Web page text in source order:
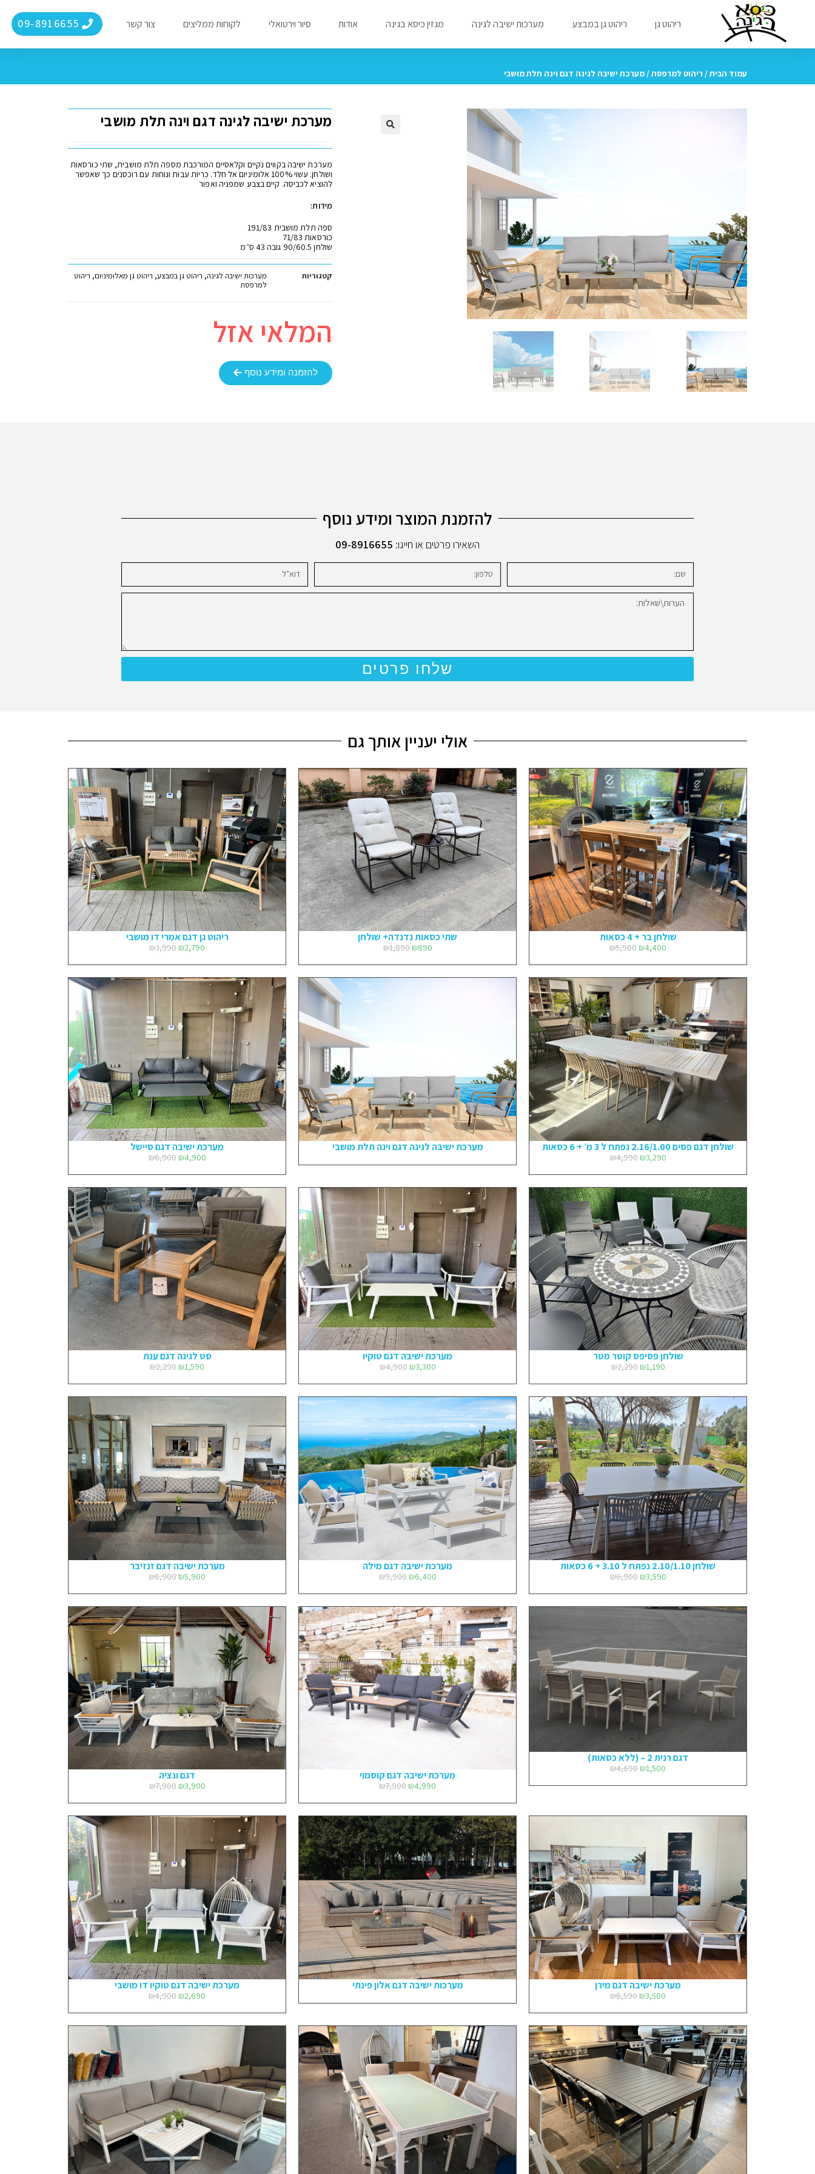
ריהוט גן ריהוט גן במבצע מערכות ישיבה לגינה מגזין כיסא בגינה אודות סיור וירטואלי לקוחות ממליצים צור קשר 09-8916655
עמוד הבית/ ריהוט למרפסת/ מערכת ישיבה לגינה דגם וינה תלת מושבי
מערכת ישיבה לגינה דגם וינה תלת מושבי
מערכת ישיבה בקווים נקיים וקלאסיים המורכבת מספה תלת מושבית, שתי כורסאות
ושולחן. עשוי 100% אלומיניום אל חלד. כריות עבות ונוחות עם רוכסנים כך שאפשר
להוציא לכביסה. קיים בצבע שמפניה ואפור
מידות:
ספה תלת מושבית 191/83
כורסאות 71/83
שולחן 90/60.5 גובה 43 ס״מ
קטגוריות מערכות ישיבה לגינה, ריהוט גן במבצע, ריהוט גן מאלומיניום, ריהוט
למרפסת
המלאי אזל
להזמנה ומידע נוסף
להזמנת המוצר ומידע נוסף
השאירו פרטים או חייגו: 09-8916655
שלחו פרטים
אולי יעניין אותך גם
ריהוט גן דגם אמרי דו מושבי
₪3,990 ₪2,790
שתי כסאות נדנדה+ שולחן
₪1,890 ₪890
שולחן בר + 4 כסאות
₪5,900 ₪4,400
מערכת ישיבה דגם סיישל
₪6,900 ₪4,900
מערכת ישיבה לגינה דגם וינה תלת מושבי שולחן דגם פסים 2.16/1.00 נפתח ל 3 מ׳ + 6 כסאות
₪4,990 ₪3,290
סט לגינה דגם ענת
₪2,290 ₪1,590
מערכת ישיבה דגם טוקיו
₪4,900 ₪3,300
שולחן פסיפס קוטר מטר
₪2,290 ₪1,190
מערכת ישיבה דגם זנזיבר
₪8,900 ₪5,900
מערכת ישיבה דגם מילה
₪9,900 ₪6,400
שולחן 2.10/1.10 נפתח ל 3.10 + 6 כסאות
₪6,900 ₪3,590
דגם ונציה
₪7,900 ₪3,900
מערכת ישיבה דגם קוסמוי
₪7,900 ₪4,990
דגם רנית 2 – (ללא כסאות)
₪4,690 ₪1,500
מערכת ישיבה דגם טוקיו דו מושבי
₪4,900 ₪2,690
מערכות ישיבה דגם אלון פינתי מערכת ישיבה דגם מירן
₪6,590 ₪3,500